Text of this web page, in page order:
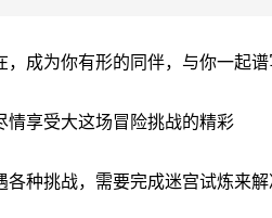
成为你有形的同伴，与你一起
情享受大这场冒险挑战的精彩
种挑战，需要完成迷宫试炼来